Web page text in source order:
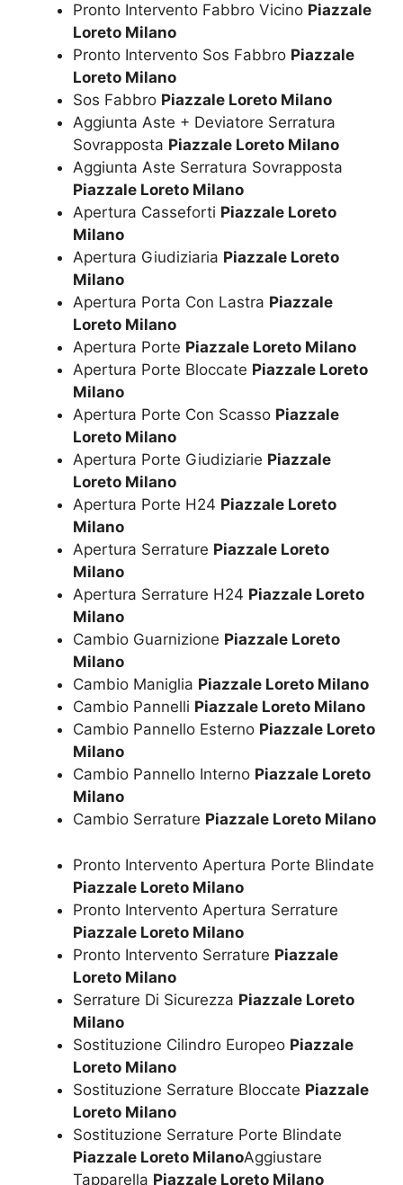
Pronto Intervento Fabbro Vicino Piazzale
Loreto Milano
Pronto Intervento Sos Fabbro Piazzale
Loreto Milano
Sos Fabbro Piazzale Loreto Milano
Aggiunta Aste + Deviatore Serratura
Sovrapposta Piazzale Loreto Milano
Aggiunta Aste Serratura Sovrapposta
Piazzale Loreto Milano
Apertura Casseforti Piazzale Loreto
Milano
Apertura Giudiziaria Piazzale Loreto
Milano
Apertura Porta Con Lastra Piazzale
Loreto Milano
Apertura Porte Piazzale Loreto Milano
Apertura Porte Bloccate Piazzale Loreto
Milano
Apertura Porte Con Scasso Piazzale
Loreto Milano
Apertura Porte Giudiziarie Piazzale
Loreto Milano
Apertura Porte H24 Piazzale Loreto
Milano
Apertura Serrature Piazzale Loreto
Milano
Apertura Serrature H24 Piazzale Loreto
Milano
Cambio Guarnizione Piazzale Loreto
Milano
Cambio Maniglia Piazzale Loreto Milano
Cambio Pannelli Piazzale Loreto Milano
Cambio Pannello Esterno Piazzale Loreto
Milano
Cambio Pannello Interno Piazzale Loreto
Milano
Cambio Serrature Piazzale Loreto Milano
Pronto Intervento Apertura Porte Blindate
Piazzale Loreto Milano
Pronto Intervento Apertura Serrature
Piazzale Loreto Milano
Pronto Intervento Serrature Piazzale
Loreto Milano
Serrature Di Sicurezza Piazzale Loreto
Milano
Sostituzione Cilindro Europeo Piazzale
Loreto Milano
Sostituzione Serrature Bloccate Piazzale
Loreto Milano
Sostituzione Serrature Porte Blindate
Piazzale Loreto MilanoAggiustare
Tapparella Piazzale Loreto Milano